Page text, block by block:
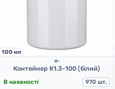
100 мл
Контейнер К1.3-100 (білий)
В наявності 970 шт.